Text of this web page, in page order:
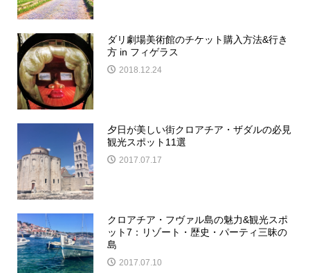
ダリ劇場美術館のチケット購入方法&行き
方 in フィゲラス
2018.12.24
夕日が美しい街クロアチア・ザダルの必見
観光スポット11選
2017.07.17
クロアチア・フヴァル島の魅力&観光スポ
ット7：リゾート・歴史・パーティ三昧の
島
2017.07.10